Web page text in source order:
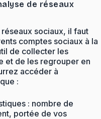
de réseaux
réseaux sociaux, il faut
comptes sociaux à la
de collecter les
et de les regrouper en
accéder à
:
: nombre de
portée de vos